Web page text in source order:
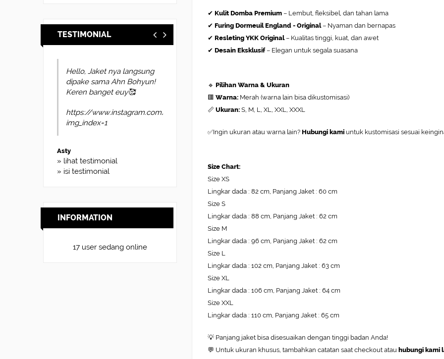
TESTIMONIAL
suerr ini ga nyesel beli
nya bro bahan nya bagus
pas di badan cepet lagi
» lihat testimonial
» isi testimonial
INFORMATION
17 user sedang online
✔ Kulit Domba Premium – Lembut, fleksibel, dan tahan lama
✔ Furing Dormeuil England - Original– Nyaman dan bernapas
✔ Resleting YKK Original– Kualitas tinggi, kuat, dan awet
✔ Desain Eksklusif– Elegan untuk segala suasana
🔹 Pilihan Warna & Ukuran
🟥 Warna: Merah (warna lain bisa dikustomisasi)
📏 Ukuran: S, M, L, XL, XXL, XXXL
✅Ingin ukuran atau warna lain? Hubungi kami untuk kustomisasi sesuai
Size Chart:
Size XS
Lingkar dada : 82 cm, Panjang Jaket : 60 cm
Size S
Lingkar dada : 88 cm, Panjang Jaket : 62 cm
Size M
Lingkar dada : 96 cm, Panjang Jaket : 62 cm
Size L
Lingkar dada : 102 cm, Panjang Jaket : 63 cm
Size XL
Lingkar dada : 106 cm, Panjang Jaket : 64 cm
Size XXL
Lingkar dada : 110 cm, Panjang Jaket : 65 cm
💡 Panjang jaket bisa disesuaikan dengan tinggi badan Anda!
💬 Untuk ukuran khusus, tambahkan catatan saat checkout atau hubungi kami